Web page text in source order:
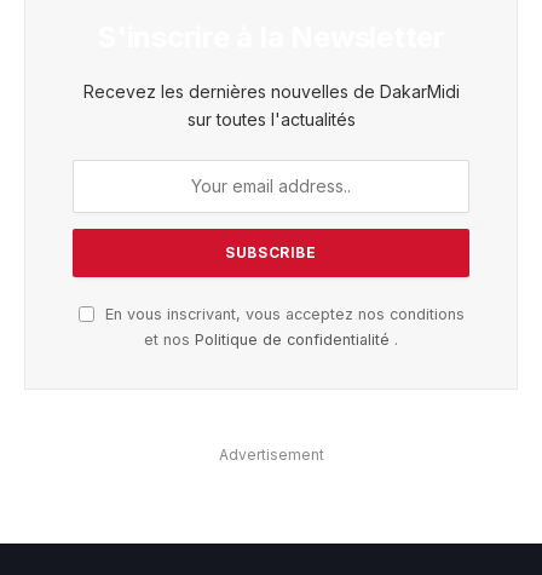
Recevez les dernières nouvelles de DakarMidi
sur toutes l'actualités
En vous inscrivant, vous acceptez nos conditions
et nos Politique de confidentialité .
Advertisement